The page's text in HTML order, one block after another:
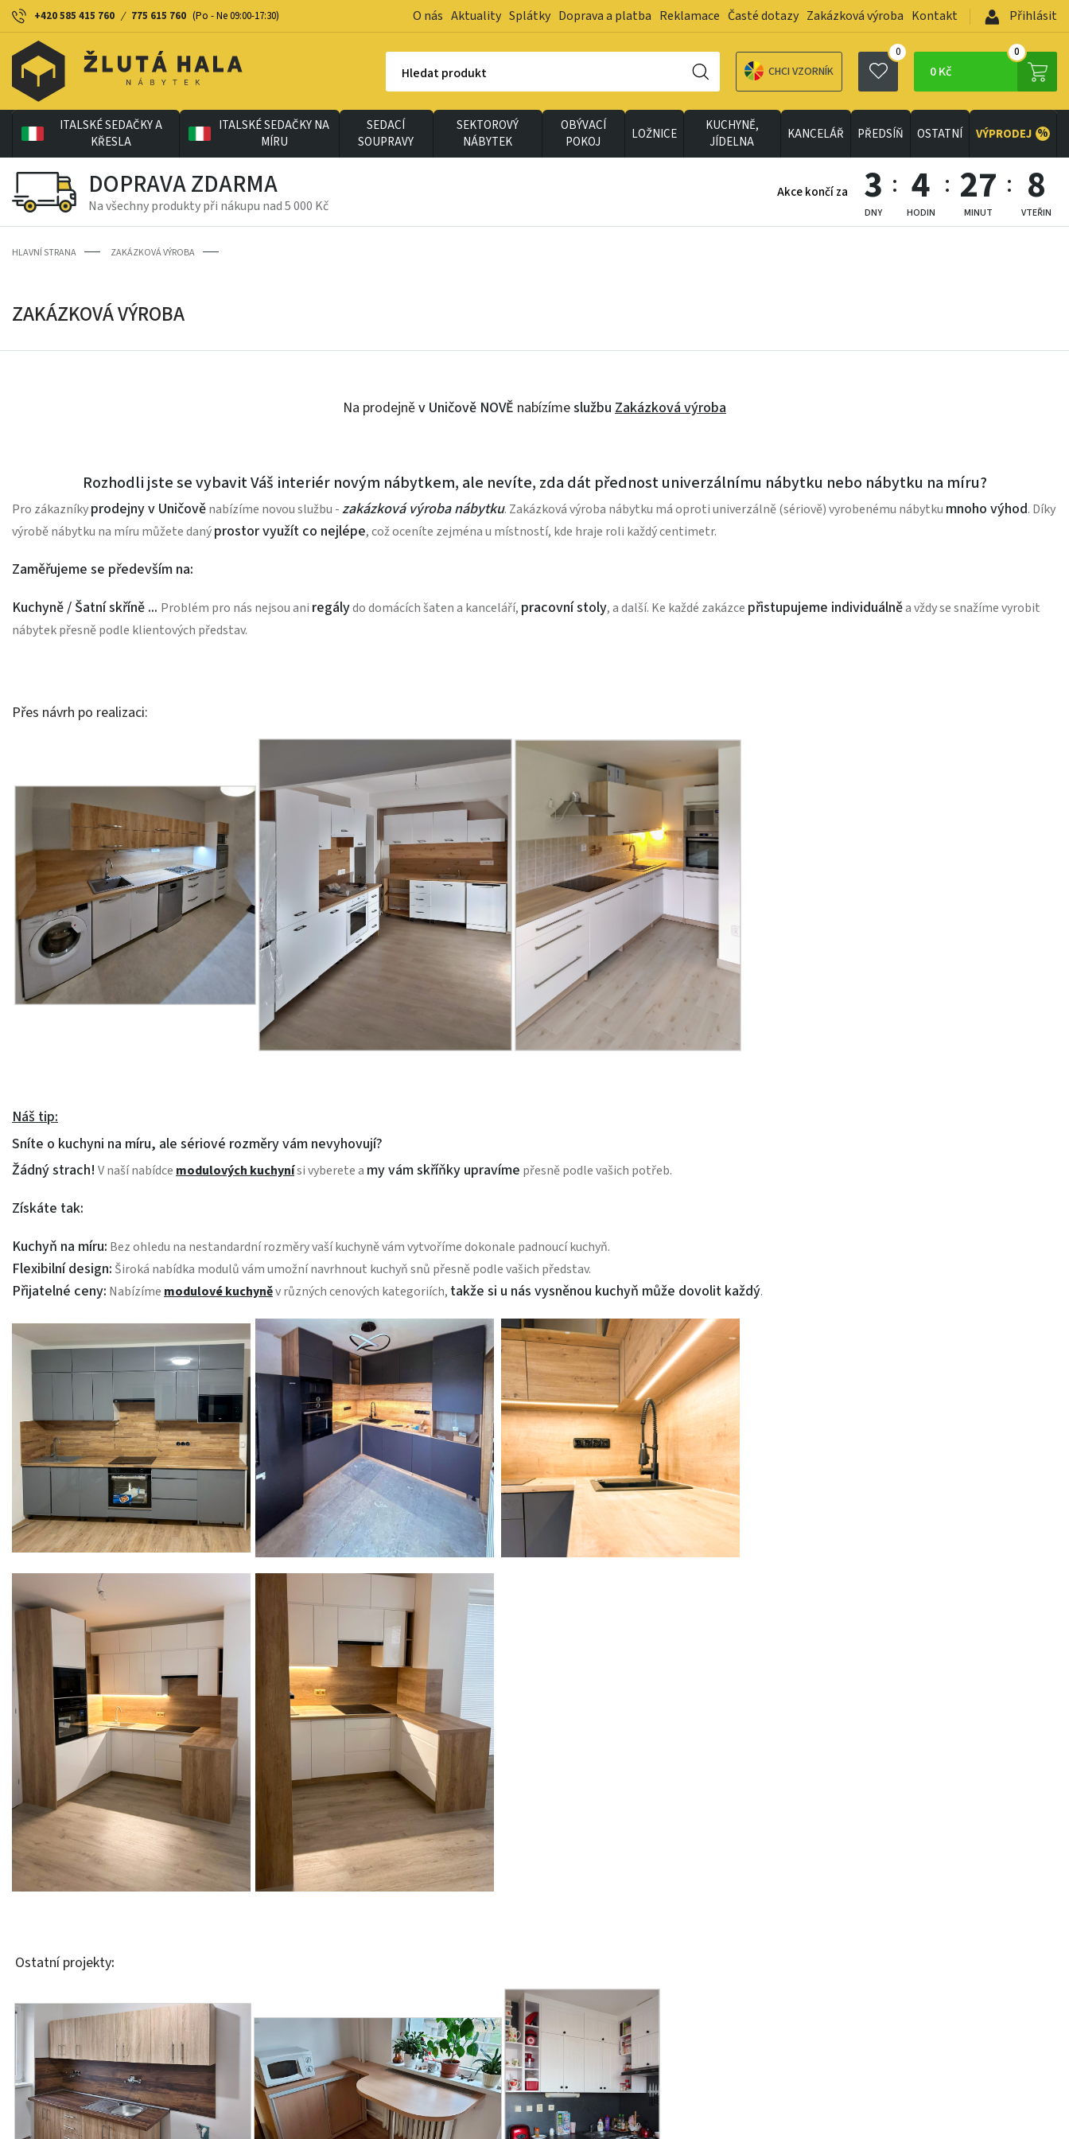
+420 585 415 760 / 775 615 760 (Po - Ne 09:00-17:30) O nás Aktuality Splátky Doprava a platba Reklamace Časté dotazy Zakázková výroba Kontakt Přihlásit
Hledat produkt CHCI VZORNÍK
0
0 Kč
0
ITALSKÉ SEDAČKY A
KŘESLA
ITALSKÉ SEDAČKY NA
MÍRU
SEDACÍ
SOUPRAVY
SEKTOROVÝ
NÁBYTEK
OBÝVACÍ
POKOJ
LOŽNICE
KUCHYNĚ,
JÍDELNA
KANCELÁŘ PŘEDSÍŇ OSTATNÍ VÝPRODEJ %
DOPRAVA ZDARMA
Na všechny produkty při nákupu nad 5 000 Kč
Akce končí za 3
DNY
4
HODIN
27
MINUT
6
VTEŘIN
HLAVNÍ STRANA ZAKÁZKOVÁ VÝROBA
ZAKÁZKOVÁ VÝROBA
Na prodejněv Uničově NOVĚ nabízímeslužbu Zakázková výroba
Rozhodli jste se vybavit Váš interiér novým nábytkem, ale nevíte, zda dát přednost univerzálnímu nábytku nebo nábytku na míru?
Pro zákazníkyprodejny v Uničověnabízíme novou službu -zakázková výroba nábytku. Zakázková výroba nábytku má oproti univerzálně (sériově) vyrobenému nábytku mnoho výhod. Díky
výrobě nábytku na míru můžete danýprostor využít co nejlépe, což oceníte zejména u místností, kde hraje roli každý centimetr.
Zaměřujeme se především na:
Kuchyně / Šatní skříně ... Problém pro nás nejsou ani regálydo domácích šaten a kanceláří, pracovní stoly, a další. Ke každé zakázce přistupujeme individuálněa vždy se snažíme vyrobit
nábytek přesně podle klientových představ.
Přes návrh po realizaci:
Náš tip:
Sníte o kuchyni na míru, ale sériové rozměry vám nevyhovují?
Žádný strach! V naší nabídce modulových kuchynísi vyberete a my vám skříňky upravíme přesně podle vašich potřeb.
Získáte tak:
Kuchyň na míru: Bez ohledu na nestandardní rozměry vaší kuchyně vám vytvoříme dokonale padnoucí kuchyň.
Flexibilní design: Široká nabídka modulů vám umožní navrhnout kuchyň snů přesně podle vašich představ.
Přijatelné ceny: Nabízíme modulové kuchyněv různých cenových kategoriích, takže si u nás vysněnou kuchyň může dovolit každý.
Ostatní projekty: